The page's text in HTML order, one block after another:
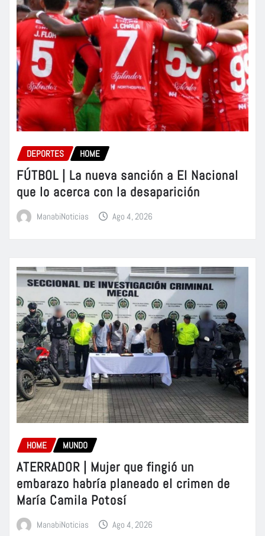
DEPORTES HOME
FÚTBOL | La nueva sanción a El Nacional
que lo acerca con la desaparición
ManabiNoticias Ago 4, 2026
HOME MUNDO
ATERRADOR | Mujer que fingió un
embarazo habría planeado el crimen de
María Camila Potosí
ManabiNoticias Ago 4, 2026